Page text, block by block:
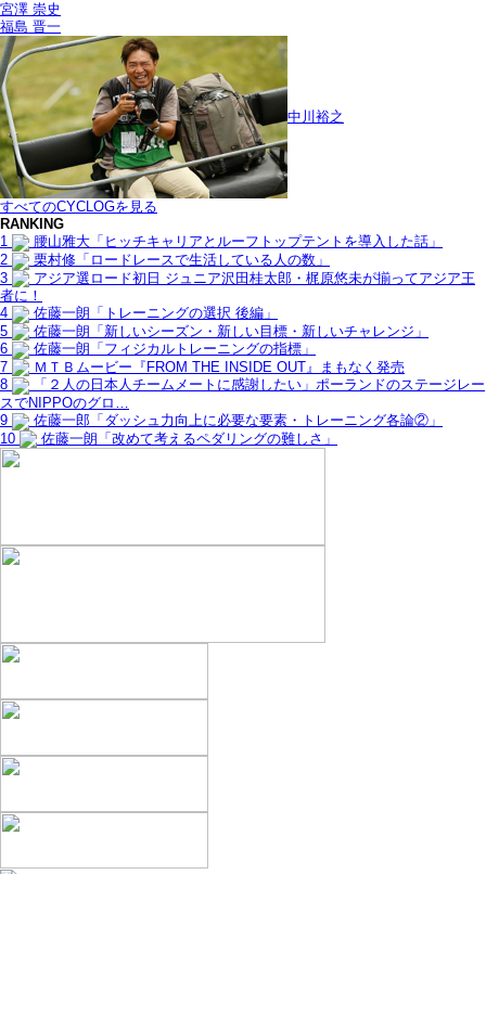
宮澤 崇史
福島 晋一
中川裕之
すべてのCYCLOGを見る
RANKING
1
腰山雅大「ヒッチキャリアとルーフトップテントを導入した話」
2
栗村修「ロードレースで生活している人の数」
3
アジア選ロード初日 ジュニア沢田桂太郎・梶原悠未が揃ってアジア王
者に！
4
佐藤一朗「トレーニングの選択 後編」
5
佐藤一朗「新しいシーズン・新しい目標・新しいチャレンジ」
6
佐藤一朗「フィジカルトレーニングの指標」
7
ＭＴＢムービー『FROM THE INSIDE OUT』まもなく発売
8
「２人の日本人チームメートに感謝したい」ポーランドのステージレー
スでNIPPOのグロ…
9
佐藤一郎「ダッシュ力向上に必要な要素・トレーニング各論②」
10
佐藤一朗「改めて考えるペダリングの難しさ」